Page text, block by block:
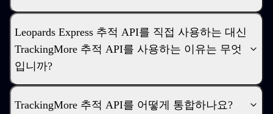
Leopards Express 추적 API를 직접 사용하는 대신
TrackingMore 추적 API를 사용하는 이유는 무엇
입니까?
TrackingMore 추적 API를 어떻게 통합하나요?